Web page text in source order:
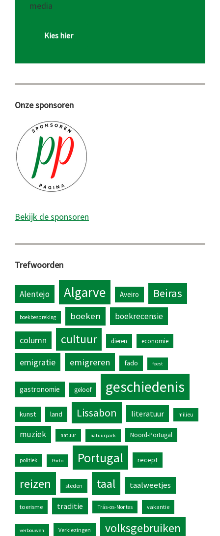
media
Kies hier
Onze sponsoren
Bekijk de sponsoren
Trefwoorden
Alentejo Algarve Aveiro Beiras
boekbespreking boeken boekrecensie
column cultuur dieren economie
emigratie emigreren fado feest
gastronomie geloof geschiedenis
kunst land Lissabon literatuur milieu
muziek natuur natuurpark Noord-Portugal
politiek Porto Portugal recept
reizen steden taal taalweetjes
toerisme traditie Trás-os-Montes vakantie
verbouwen Verkiezingen volksgebruiken